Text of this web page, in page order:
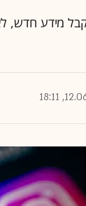
מידע חדש,